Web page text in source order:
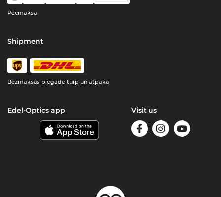
Pēcmaksa
Shipment
Bezmaksas piegāde turp un atpakaļ
Edel-Optics app Visit us